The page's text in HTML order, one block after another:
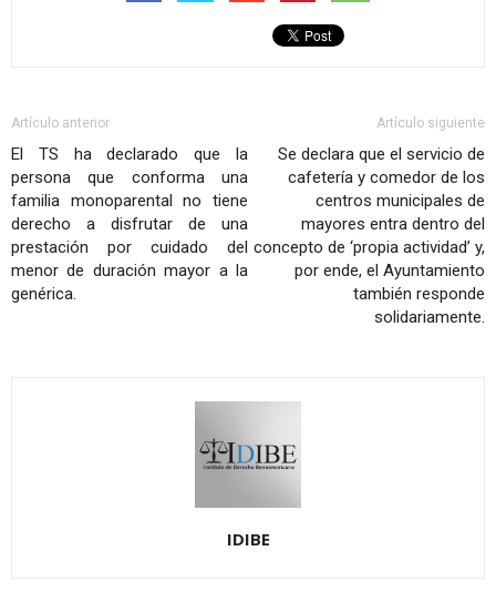
Artículo anterior
El TS ha declarado que la
persona que conforma una
familia monoparental no tiene
derecho a disfrutar de una
prestación por cuidado del
menor de duración mayor a la
genérica.
Artículo siguiente
Se declara que el servicio de
cafetería y comedor de los
centros municipales de
mayores entra dentro del
concepto de ‘propia actividad’ y,
por ende, el Ayuntamiento
también responde
solidariamente.
IDIBE